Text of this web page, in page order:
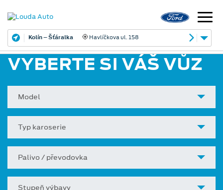
Kolín – Šťáralka Havlíčkova ul. 158
VYBERTE SI VÁŠ VŮZ
Model
Typ karoserie
Palivo / převodovka
Stupeň výbavy